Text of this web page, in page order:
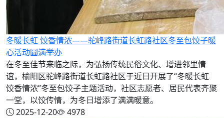
冬暖长虹 饺香情浓——驼峰路街道长虹路社区冬至包饺子暖
心活动圆满举办
在冬至佳节来临之际，为弘扬传统民俗文化、增进邻里情
谊，榆阳区驼峰路街道长虹路社区于近日开展了“冬暖长虹
饺香情浓”冬至包饺子主题活动，社区志愿者、居民代表齐聚
一堂，以饺传情，为冬日增添了满满暖意。
2025-12-20
4978